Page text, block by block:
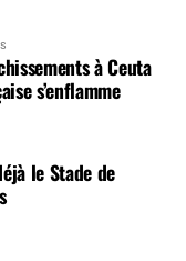
à Ceuta
s’enflamme
le Stade de